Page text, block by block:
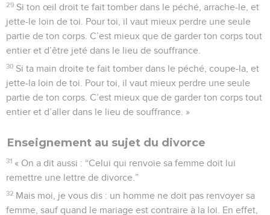
29 Si ton œil droit te fait tomber dans le péché, arrache-le, et
jette-le loin de toi. Pour toi, il vaut mieux perdre une seule
partie de ton corps. C’est mieux que de garder ton corps tout
entier et d’être jeté dans le lieu de souffrance.
30 Si ta main droite te fait tomber dans le péché, coupe-la, et
jette-la loin de toi. Pour toi, il vaut mieux perdre une seule
partie de ton corps. C’est mieux que de garder ton corps tout
entier et d’aller dans le lieu de souffrance. »
Enseignement au sujet du divorce
31 « On a dit aussi : “Celui qui renvoie sa femme doit lui
remettre une lettre de divorce.”
32 Mais moi, je vous dis : un homme ne doit pas renvoyer sa
femme, sauf quand le mariage est contraire à la loi. En effet,